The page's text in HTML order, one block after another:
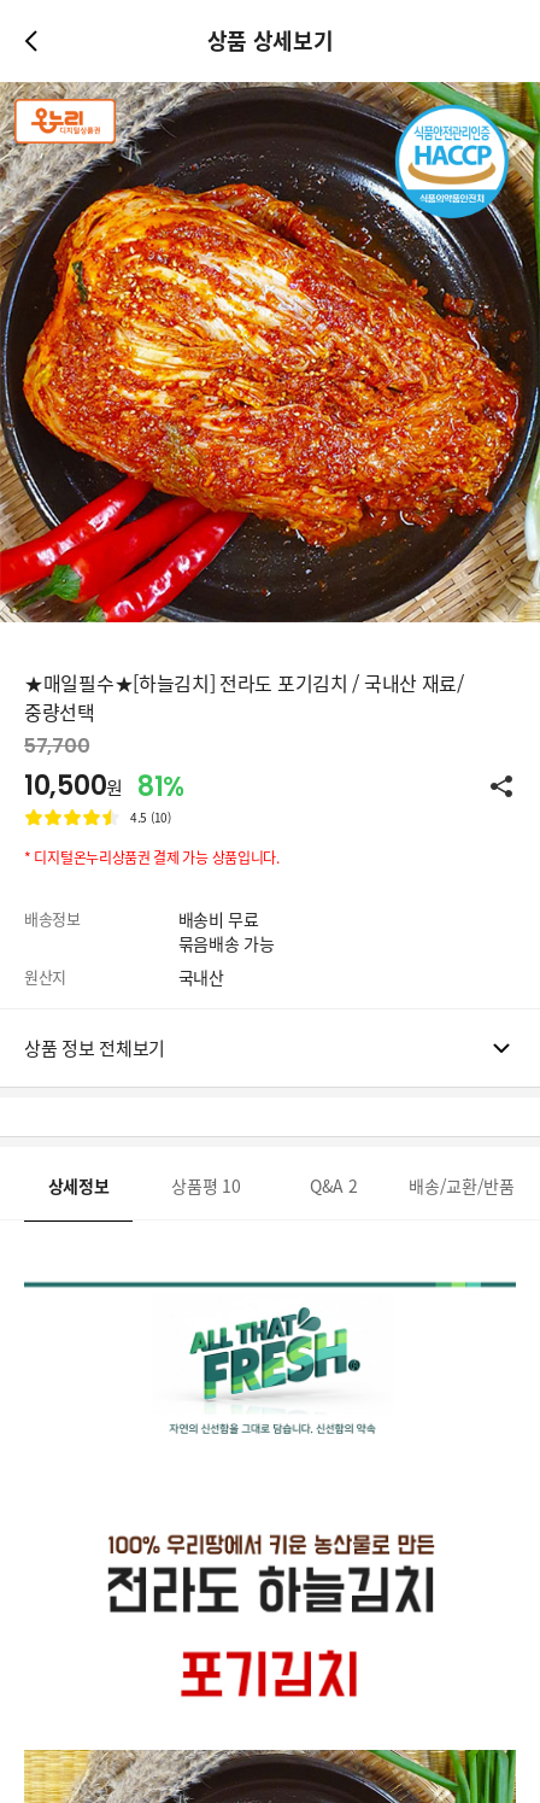
상품 상세보기
★매일필수★[하늘김치] 전라도 포기김치 / 국내산 재료/
중량선택
57,700
10,500원 81%
4.5 (10)
* 디지털온누리상품권 결제 가능 상품입니다.
배송정보
배송비 무료
묶음배송 가능
원산지 국내산
상품 정보 전체보기
상세정보 상품평 10 Q&A 2 배송/교환/반품